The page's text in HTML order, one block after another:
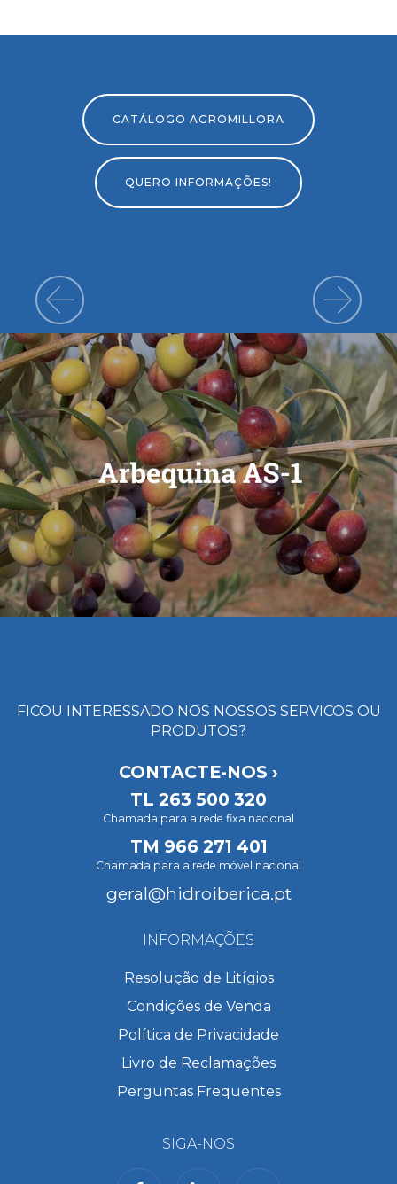
CATÁLOGO AGROMILLORA
QUERO INFORMAÇÕES!
FICOU INTERESSADO NOS NOSSOS SERVICOS OU
PRODUTOS?
CONTACTE-NOS ›
TL 263 500 320
Chamada para a rede fixa nacional
TM 966 271 401
Chamada para a rede móvel nacional
geral@hidroiberica.pt
INFORMAÇÕES
Resolução de Litígios
Condições de Venda
Política de Privacidade
Livro de Reclamações
Perguntas Frequentes
SIGA-NOS